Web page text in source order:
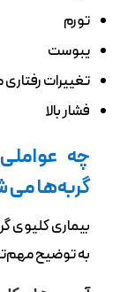
تورم
یبوست
تغییرات
فشار بالا
چه
گربه‌ها می
بیماری کلیوی
به توضیح